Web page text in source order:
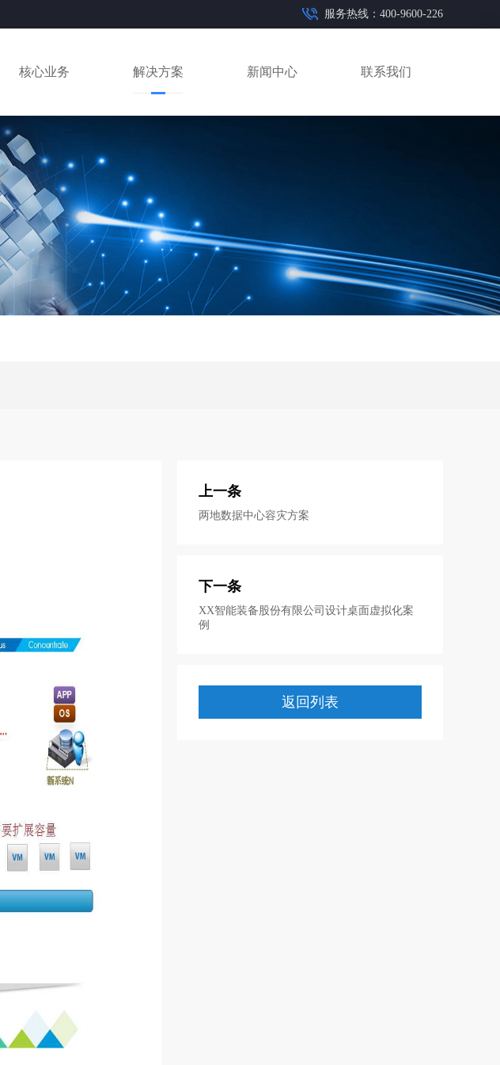
服务热线：400-9600-226
核心业务 解决方案 新闻中心 联系我们
上一条
两地数据中心容灾方案
下一条
XX智能装备股份有限公司设计桌面虚拟化案
例
返回列表